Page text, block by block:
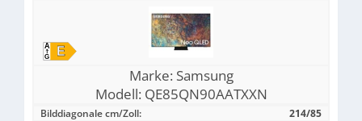
Marke: Samsung
Modell: QE85QN90AATXXN
Bilddiagonale cm/Zoll:
214/85